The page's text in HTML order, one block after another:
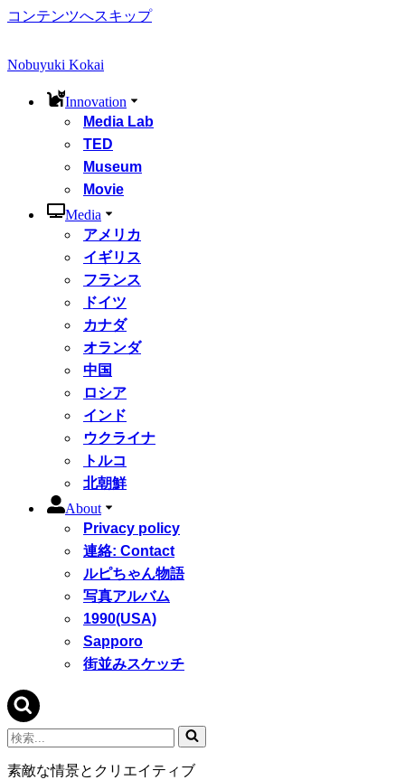
コンテンツへスキップ
Nobuyuki Kokai
Innovation
Media Lab
TED
Museum
Movie
Media
アメリカ
イギリス
フランス
ドイツ
カナダ
オランダ
中国
ロシア
インド
ウクライナ
トルコ
北朝鮮
About
Privacy policy
連絡: Contact
ルピちゃん物語
写真アルバム
1990(USA)
Sapporo
街並みスケッチ
検
索...
素敵な情景とクリエイティブ